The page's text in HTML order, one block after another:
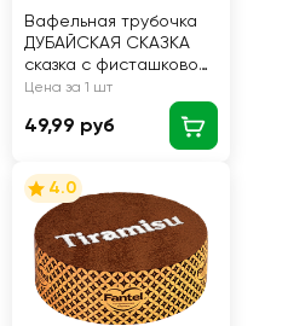
Вафельная трубочка
ДУБАЙСКАЯ СКАЗКА
сказка с фисташковой
начинкой СЛАСТИ ф/п
Цена за 1 шт
49,99 руб
4.0